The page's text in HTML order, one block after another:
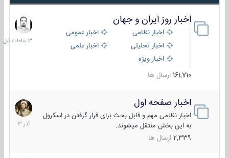
اخبار روز ایران و جهان
اخبار نظامی
اخبار عمومی
اخبار تحلیلی
اخبار علمی
اخبار ویژه
161,710 ارسال ها
3
قبل
اخبار صفحه اول
اخبار نظامی مهم و قابل بحث برای قرار گرفتن در اسکرول
به این بخش منتقل میشوند.
2,339 ارسال ها
7
آذر